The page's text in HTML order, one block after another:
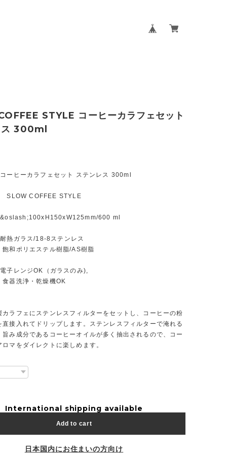
STYLE コーヒーカラフェセット
ス 300ml
ヒーカラフェセット ステンレス 300ml
COFFEE STYLE
600 ml
ガラス/18-8ステンレス
ステル樹脂/AS樹脂
レンジOK（ガラスのみ),
・乾燥機OK
カラフェにステンレスフィルターをセットし、コーヒーの粉
直接入れてドリップします。ステンレスフィルターで淹れる
旨み成分であるコーヒーオイルが多く抽出されるので、コー
マをダイレクトに楽しめます。
International shipping available
Add to cart
日本国内にお住まいの方向け